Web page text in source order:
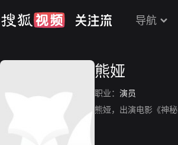
导航
熊娅
职业： 演员
熊娅，出演电影《神